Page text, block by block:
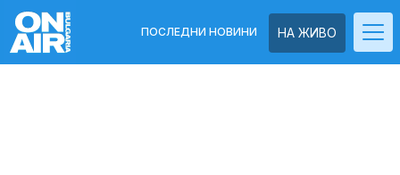
НА ЖИВО
ПОСЛЕДНИ НОВИНИ